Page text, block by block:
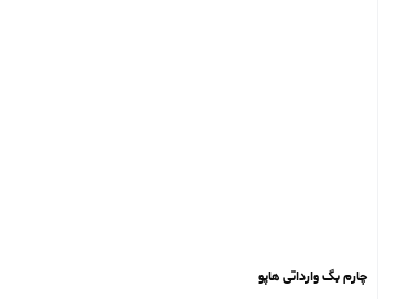
چارم بگ ‌وارداتی هاپو